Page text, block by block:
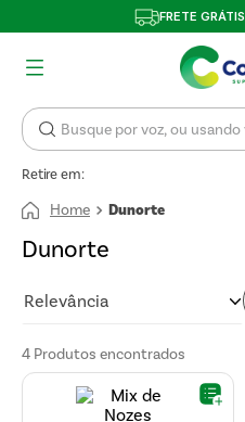
FRETE GRÁTIS
Retire em:
Dunorte
Dunorte
Relevância
4 Produtos